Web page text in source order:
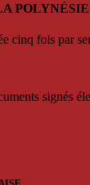
cinq fois par
signés